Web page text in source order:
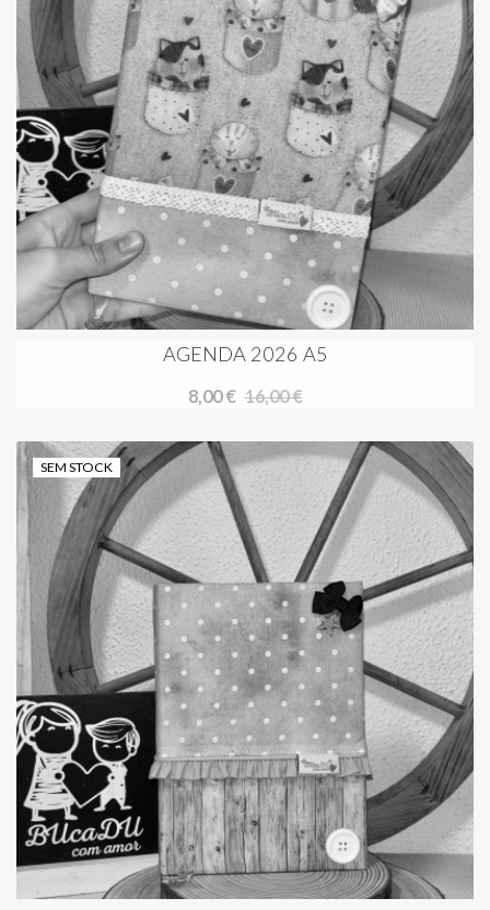
AGENDA 2026 A5
8,00 € 16,00 €
SEM STOCK